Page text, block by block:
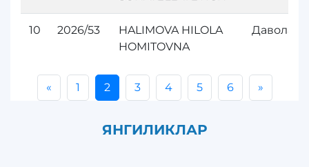
10 2026/53
HALIMOVA HILOLA
HOMITOVNA
« 1 2 3 4 5 6 »
ЯНГИЛИКЛАР